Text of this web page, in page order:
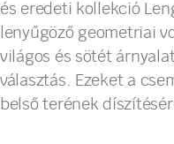
és eredeti kollekció
lenyűgöző geometriai
világos és sötét
választás. Ezeket a
belső terének